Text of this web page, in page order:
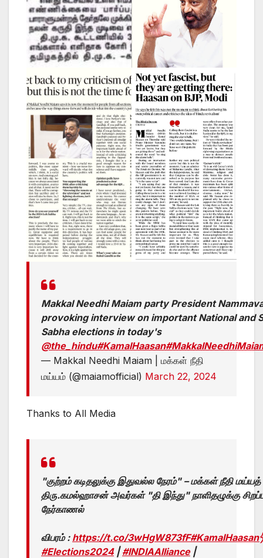
Makkal Needhi Maiam party President
provoking interview on important National and
Sabha elections in today's
@the_hindu#KamalHaasan
— Makkal Needhi Maiam | மக்கள் நீதி
மய்யம் (@maiamofficial) March 22, 2024
Thanks to All Media
"குற்றம் கடிதலுக்கு இதுவல்ல நேரம்" – மக்கள் நீதி
திரு.கமல்ஹாசன் அவர்கள் "தி இந்து" நாளிதழுக்கு
நேர்காணல்
விபரம் : https://t.co/3wHgW873fF
#Elections2024|#INDIAAlliance|